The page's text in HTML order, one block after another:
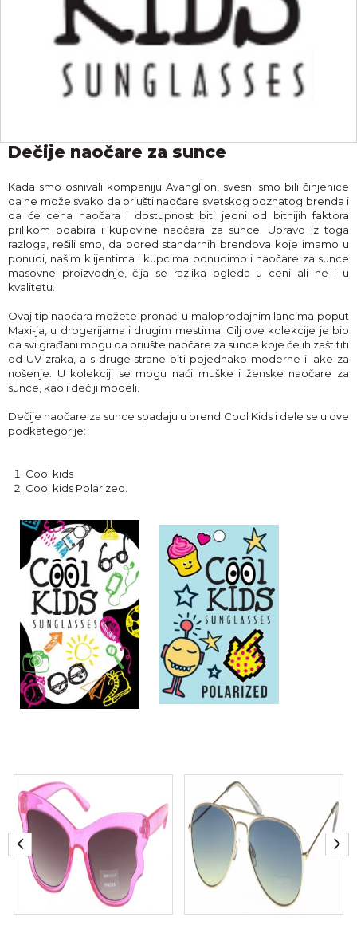
Dečije naočare za sunce
Kada smo osnivali kompaniju Avanglion, svesni smo bili činjenice
da ne može svako da priušti naočare svetskog poznatog brenda i
da će cena naočara i dostupnost biti jedni od bitnijih faktora
prilikom odabira i kupovine naočara za sunce. Upravo iz toga
razloga, rešili smo, da pored standarnih brendova koje imamo u
ponudi, našim klijentima i kupcima ponudimo i naočare za sunce
masovne proizvodnje, čija se razlika ogleda u ceni ali ne i u
kvalitetu.
Ovaj tip naočara možete pronaći u maloprodajnim lancima poput
Maxi-ja, u drogerijama i drugim mestima. Cilj ove kolekcije je bio
da svi građani mogu da priušte naočare za sunce koje će ih zaštititi
od UV zraka, a s druge strane biti pojednako moderne i lake za
nošenje. U kolekciji se mogu naći muške i ženske naočare za
sunce, kao i dečiji modeli.
Dečije naočare za sunce spadaju u brend Cool Kids i dele se u dve
podkategorije:
Cool kids
Cool kids Polarized.